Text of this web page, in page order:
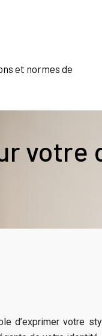
et normes de
votre
d’exprimer votre